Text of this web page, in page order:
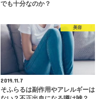
でも十分なのか？
美容
2019.11.7
そふらるは副作用やアレルギーは